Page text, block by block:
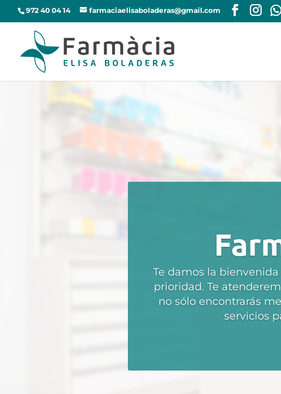
972 40 04 14 farmaciaelisaboladeras@gmail.com
Te damos la
prioridad. Te
no sólo encontrarás
servicios